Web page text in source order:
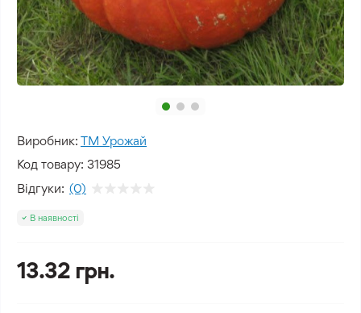
Виробник: ТМ Урожай
Код товару: 31985
Відгуки: (0)
В наявності
13.32 грн.